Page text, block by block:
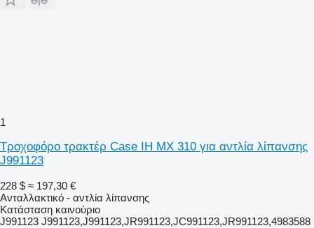
1
Τροχοφόρο τρακτέρ Case IH MX 310 για αντλία λίπανσης
J991123
228 $ ≈ 197,30 €
Ανταλλακτικό - αντλία λίπανσης
Κατάσταση καινούριο
J991123 J991123,J991123,JR991123,JC991123,JR991123,4983588